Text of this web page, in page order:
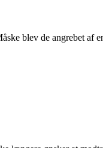
blev de angrebet af